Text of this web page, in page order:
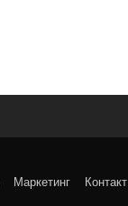
Маркетинг Контакт